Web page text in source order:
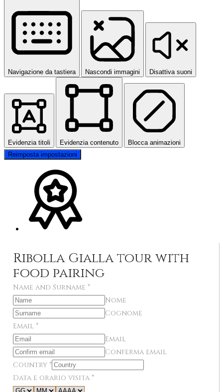
Navigazione da tastiera Nascondi immagini Disattiva suoni
Evidenzia titoli Evidenzia contenuto
Blocca animazioni
Reimposta impostazioni
Ribolla Gialla tour with
food pairing
Name and Surname *
Nome
Cognome
Email *
Email
Conferma email
Country *
Data e orario visita *